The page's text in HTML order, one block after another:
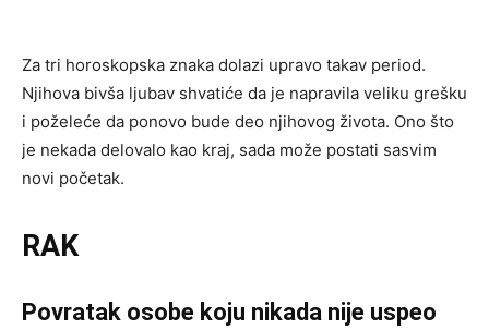
Za tri horoskopska znaka dolazi upravo takav period.
Njihova bivša ljubav shvatiće da je napravila veliku grešku
i poželeće da ponovo bude deo njihovog života. Ono što
je nekada delovalo kao kraj, sada može postati sasvim
novi početak.
RAK
Povratak osobe koju nikada nije uspeo